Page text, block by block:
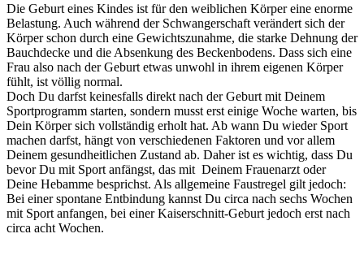
Die Geburt eines Kindes ist für den weiblichen Körper eine enorme
Belastung. Auch während der Schwangerschaft verändert sich der
Körper schon durch eine Gewichtszunahme, die starke Dehnung der
Bauchdecke und die Absenkung des Beckenbodens. Dass sich eine
Frau also nach der Geburt etwas unwohl in ihrem eigenen Körper
fühlt, ist völlig normal.
Doch Du darfst keinesfalls direkt nach der Geburt mit Deinem
Sportprogramm starten, sondern musst erst einige Woche warten, bis
Dein Körper sich vollständig erholt hat. Ab wann Du wieder Sport
machen darfst, hängt von verschiedenen Faktoren und vor allem
Deinem gesundheitlichen Zustand ab. Daher ist es wichtig, dass Du
bevor Du mit Sport anfängst, das mit Deinem Frauenarzt oder
Deine Hebamme besprichst. Als allgemeine Faustregel gilt jedoch:
Bei einer spontane Entbindung kannst Du circa nach sechs Wochen
mit Sport anfangen, bei einer Kaiserschnitt-Geburt jedoch erst nach
circa acht Wochen.